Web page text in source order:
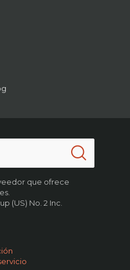
que ofrece
(US) No. 2 Inc.